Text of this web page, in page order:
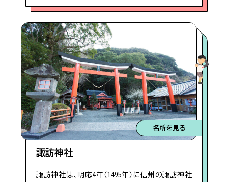
名所を見る
諏訪神社
諏訪神社は、明応4年（1495年）に信州の諏訪神社